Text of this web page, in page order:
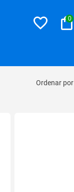
0
Ordenar por